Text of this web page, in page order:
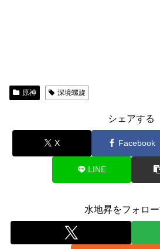
原神 深境螺旋
シェアする
X Facebook
LINE
水地昇をフォロ